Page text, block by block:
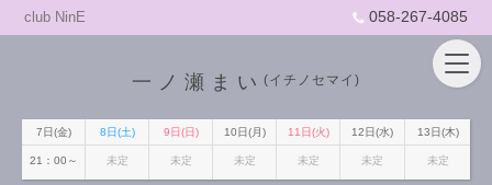
club NinE 058-267-4085
一ノ瀬まい (イチノセマイ)
7日(金) 8日(土) 9日(日) 10日(月) 11日(火) 12日(水) 13日(木)
21：00～ 未定 未定 未定 未定 未定 未定